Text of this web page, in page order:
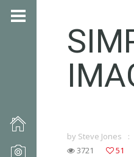
by Steve Jones
3721
51